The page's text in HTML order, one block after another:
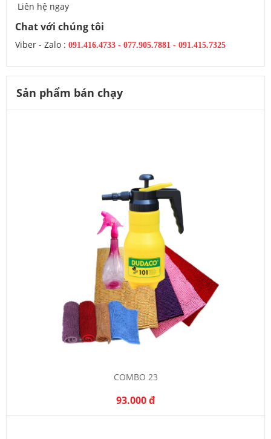
Liên hệ ngay
Chat với chúng tôi
Viber - Zalo : 091.416.4733 - 077.905.7881 - 091.415.7325
Sản phẩm bán chạy
COMBO 23
93.000 đ